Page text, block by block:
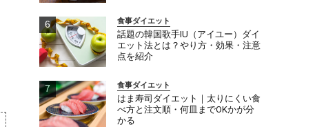
食事ダイエット
話題の韓国歌手IU（アイユー）ダイ
エット法とは？やり方・効果・注意
点を紹介
食事ダイエット
はま寿司ダイエット｜太りにくい食
べ方と注文順・何皿までOKかが分
かる